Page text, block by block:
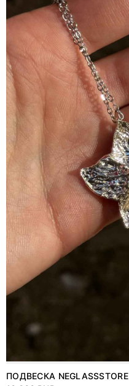
ПОДВЕСКА NEGLASSSTORE